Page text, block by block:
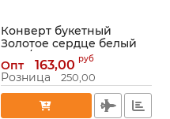
Конверт букетный
Золотое сердце белый
10шт/уп 9828655
Артикул: 9828655
Опт 163,00 руб
Розница 250,00